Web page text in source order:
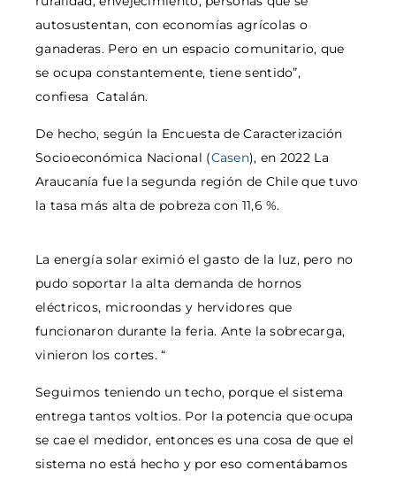
autosustentan, con economías agrícolas o
ganaderas. Pero en un espacio comunitario, que
se ocupa constantemente, tiene sentido”,
confiesa Catalán.
De hecho, según la Encuesta de Caracterización
Socioeconómica Nacional (Casen), en 2022 La
Araucanía fue la segunda región de Chile que tuvo
la tasa más alta de pobreza con 11,6 %.
La energía solar eximió el gasto de la luz, pero no
pudo soportar la alta demanda de hornos
eléctricos, microondas y hervidores que
funcionaron durante la feria. Ante la sobrecarga,
vinieron los cortes. “
Seguimos teniendo un techo, porque el sistema
entrega tantos voltios. Por la potencia que ocupa
se cae el medidor, entonces es una cosa de que el
sistema no está hecho y por eso comentábamos